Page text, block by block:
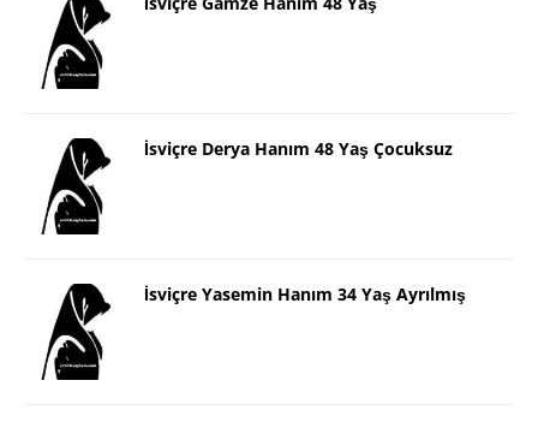
İsviçre Derya Hanım 48 Yaş Çocuksuz
İsviçre Yasemin Hanım 34 Yaş Ayrılmış